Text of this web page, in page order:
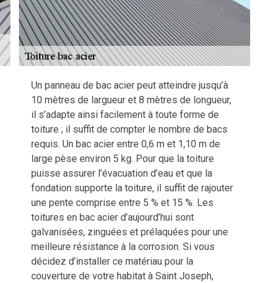
Un panneau de bac acier peut atteindre jusqu’à
10 mètres de largueur et 8 mètres de longueur,
il s’adapte ainsi facilement à toute forme de
toiture ; il suffit de compter le nombre de bacs
requis. Un bac acier entre 0,6 m et 1,10 m de
large pèse environ 5 kg. Pour que la toiture
puisse assurer l’évacuation d’eau et que la
fondation supporte la toiture, il suffit de rajouter
une pente comprise entre 5 % et 15 %. Les
toitures en bac acier d’aujourd’hui sont
galvanisées, zinguées et prélaquées pour une
meilleure résistance à la corrosion. Si vous
décidez d’installer ce matériau pour la
couverture de votre habitat à Saint Joseph,